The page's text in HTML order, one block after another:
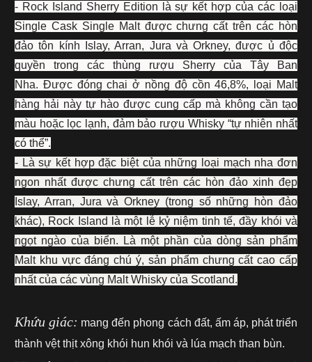
- Rock Island Sherry Edition là sự kết hợp của các loại
Single Cask Single Malt được chưng cất trên các hòn
đảo tôn kính Islay, Arran, Jura và Orkney, được ủ độc
quyền trong các thùng rượu Sherry của Tây Ban
Nha. Được đóng chai ở nồng độ cồn 46,8%, loại Malt
hàng hải này tự hào được cung cấp mà không cần tạo
màu hoặc lọc lạnh, đảm bảo rượu Whisky “tự nhiên nhất
có thể”.
- Là sự kết hợp đặc biệt của những loại mạch nha đơn
ngon nhất được chưng cất trên các hòn đảo xinh đẹp
Islay, Arran, Jura và Orkney (trong số những hòn đảo
khác), Rock Island là một lễ kỷ niệm tinh tế, đầy khói và
ngọt ngào của biển. Là một phần của dòng sản phẩm
Malt khu vực đáng chú ý, sản phẩm chưng cất cao cấp
nhất của các vùng Malt Whisky của Scotland.
Khứu giác: mang đến phong cách đất, ấm áp, phát triển
thành vệt thịt xông khói hun khói và lúa mạch than bùn.